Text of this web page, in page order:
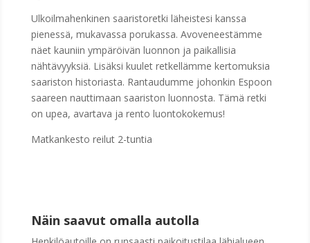
Ulkoilmahenkinen saaristoretki läheistesi kanssa
pienessä, mukavassa porukassa. Avoveneestämme
näet kauniin ympäröivän luonnon ja paikallisia
nähtävyyksiä. Lisäksi kuulet retkellämme kertomuksia
saariston historiasta. Rantaudumme johonkin Espoon
saareen nauttimaan saariston luonnosta. Tämä retki
on upea, avartava ja rento luontokokemus!
Matkankesto reilut 2-tuntia
Näin saavut omalla autolla